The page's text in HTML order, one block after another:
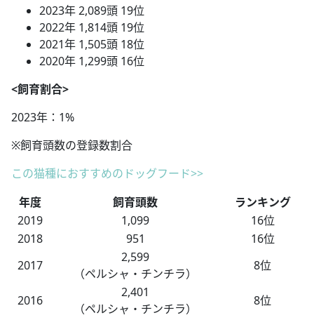
2023年 2,089頭 19位
2022年 1,814頭 19位
2021年 1,505頭 18位
2020年 1,299頭 16位
<飼育割合>
2023年：1%
※飼育頭数の登録数割合
この猫種におすすめのドッグフード>>
年度
飼育頭数
ランキング
2019
1,099
16位
2018
951
16位
2017
2,599
（ペルシャ・チンチラ）
8位
2016
2,401
（ペルシャ・チンチラ）
8位